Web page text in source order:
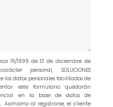
15/1999 de 13 de diciembre de
personal, SOLUCIONES
los datos personales facilitados de
este formulario quedarán
en la base de datos de
S.L. Asimismo al registrarse, el cliente